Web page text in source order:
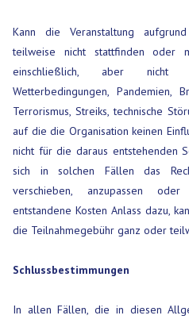
Kann die Veranstaltung
teilweise nicht stattfinden oder
einschließlich, aber nicht
Wetterbedingungen, Pandemien,
Terrorismus, Streiks, technische
auf die die Organisation keinen
nicht für die daraus entstehenden
sich in solchen Fällen das
verschieben, anzupassen
entstandene Kosten Anlass dazu,
die Teilnahmegebühr ganz oder
Schlussbestimmungen
In allen Fällen, die in diesen